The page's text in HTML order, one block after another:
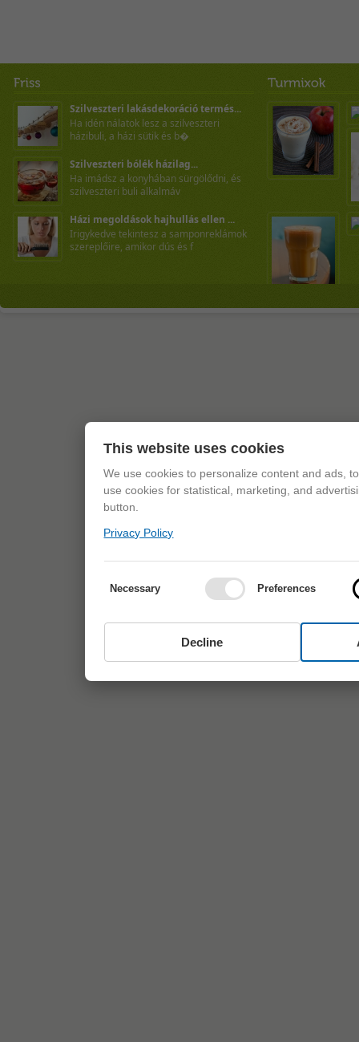
Szilveszteri lakásdekoráció termés...
Ha idén nálatok lesz a szilveszteri
házibuli, a házi sütik és b�
Szilveszteri bólék házilag...
Ha imádsz a konyhában sürgölődni, és
szilveszteri buli alkalmáv
Házi megoldások hajhullás ellen ...
Irigykedve tekintesz a samponreklámok
szereplőire, amikor dús és f
This website uses cookies
We use cookies to personalize content and ads,
use cookies for statistical, marketing, and
button.
Privacy Policy
Necessary Preferences
Decline